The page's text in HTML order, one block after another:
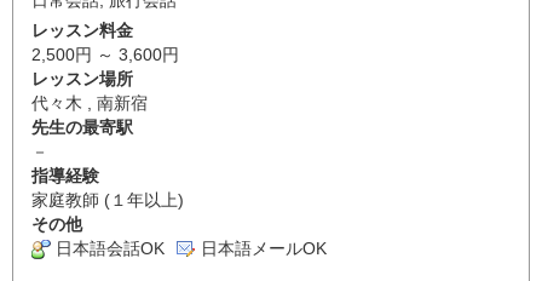
レッスン料金
2,500円 ～ 3,600円
レッスン場所
代々木 , 南新宿
先生の最寄駅
－
指導経験
家庭教師 (１年以上)
その他
日本語会話OK
日本語メールOK